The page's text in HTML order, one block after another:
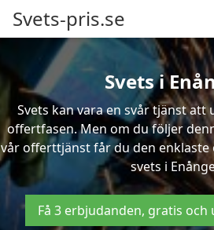
Svets-pris.se
Svets i
Svets kan vara en svår tjänst att
offertfasen. Men om du följer
vår offerttjänst får du den enklaste
svets i
Få 3 erbjudanden, gratis